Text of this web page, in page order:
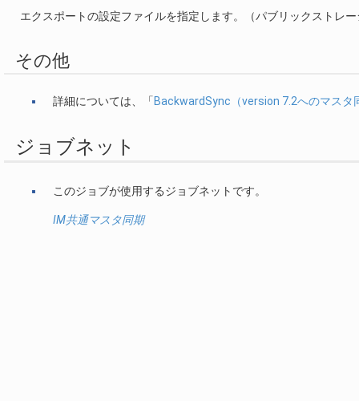
エクスポートの設定ファイルを指定します。（パブリックストレ
その他
詳細については、「 BackwardSync（version 7.2へのマスタ
ジョブネット
このジョブが使用するジョブネットです。
IM共通マスタ同期